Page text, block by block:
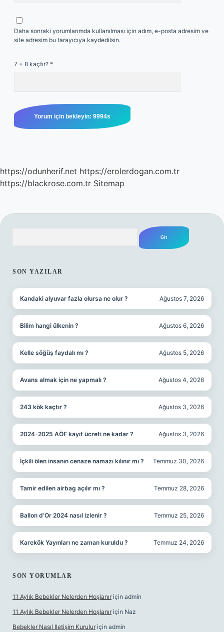
Daha sonraki yorumlarımda kullanılması için adım, e-posta adresim ve
site adresim bu tarayıcıya kaydedilsin.
7 + 8 kaçtır? *
https://odunherif.net https://erolerdogan.com.tr
https://blackrose.com.tr Sitemap
SON YAZILAR
Kandaki alyuvar fazla olursa ne olur ? Ağustos 7, 2026
Bilim hangi ülkenin ? Ağustos 6, 2026
Kelle söğüş faydalı mı ? Ağustos 5, 2026
Avans almak için ne yapmalı ? Ağustos 4, 2026
243 kök kaçtır ? Ağustos 3, 2026
2024-2025 AÖF kayıt ücreti ne kadar ? Ağustos 3, 2026
İçkili ölen insanın cenaze namazı kılınır mı ? Temmuz 30, 2026
Tamir edilen airbag açılır mı ? Temmuz 28, 2026
Ballon d’Or 2024 nasıl izlenir ? Temmuz 25, 2026
Karekök Yayınları ne zaman kuruldu ? Temmuz 24, 2026
SON YORUMLAR
11 Aylık Bebekler Nelerden Hoşlanır için admin
11 Aylık Bebekler Nelerden Hoşlanır için Naz
Bebekler Nasıl Iletişim Kurulur için admin